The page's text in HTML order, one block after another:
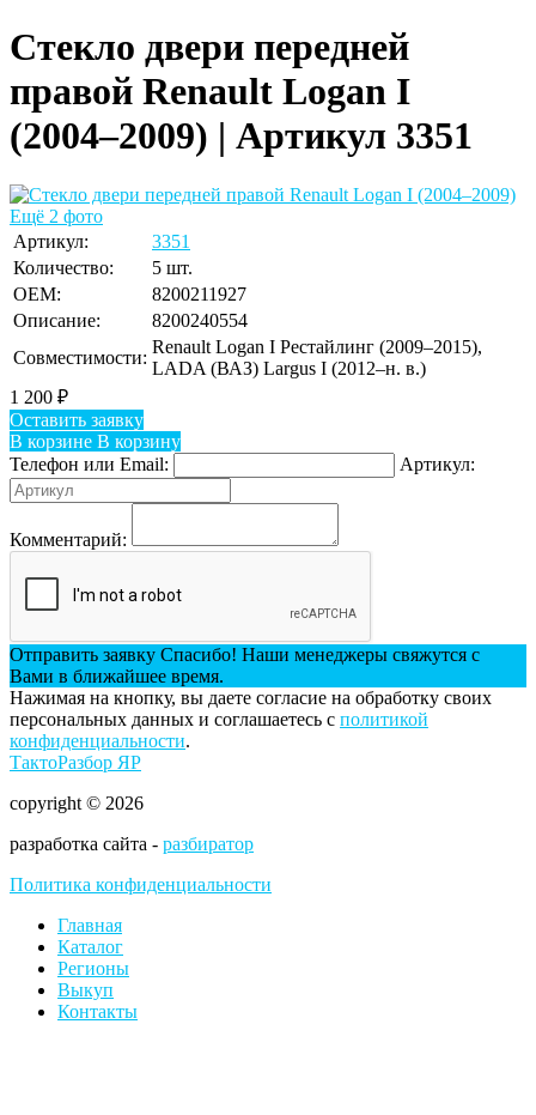
Стекло двери передней
правой Renault Logan I
(2004–2009) | Артикул 3351
Ещё 2 фото
Артикул:
3351
Количество:
5 шт.
OEM:
8200211927
Описание:
8200240554
Совместимости:
Renault Logan I Рестайлинг (2009–2015),
LADA (ВАЗ) Largus I (2012–н. в.)
1 200 ₽
Оставить заявку
В корзине В корзину
Телефон или Email:
Артикул:
Комментарий:
Отправить заявку Спасибо! Наши менеджеры свяжутся с
Вами в ближайшее время.
Нажимая на кнопку, вы даете согласие на обработку своих
персональных данных и соглашаетесь с политикой
конфиденциальности.
ТактоРазбор ЯР
copyright © 2026
разработка сайта - разбиратор
Политика конфиденциальности
Главная
Каталог
Регионы
Выкуп
Контакты